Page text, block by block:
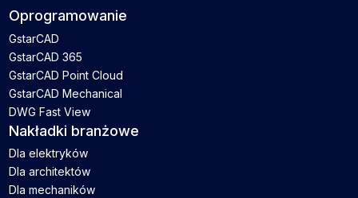
Oprogramowanie
GstarCAD
GstarCAD 365
GstarCAD Point Cloud
GstarCAD Mechanical
DWG Fast View
Nakładki branżowe
Dla elektryków
Dla architektów
Dla mechaników